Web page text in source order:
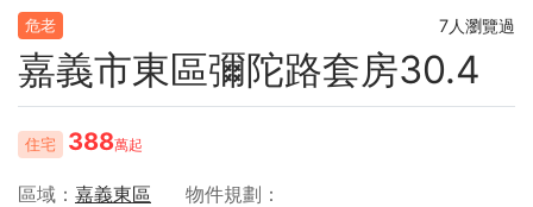
危老 7人瀏覽過
嘉義市東區彌陀路套房30.4
住宅 388萬起
區域 嘉義東區
物件規劃